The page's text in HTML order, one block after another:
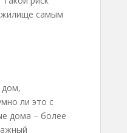
жилище самым
дом,
ли это с
дома – более